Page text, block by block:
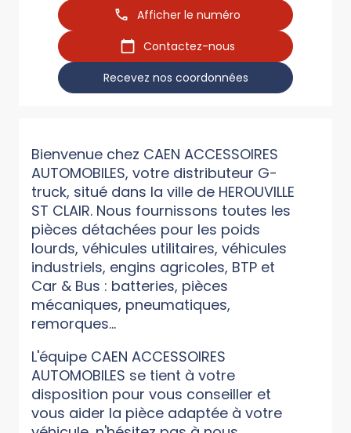
Afficher le numéro
Contactez-nous
Recevez nos coordonnées
Bienvenue chez CAEN ACCESSOIRES
AUTOMOBILES, votre distributeur G-
truck, situé dans la ville de HEROUVILLE
ST CLAIR. Nous fournissons toutes les
pièces détachées pour les poids
lourds, véhicules utilitaires, véhicules
industriels, engins agricoles, BTP et
Car & Bus : batteries, pièces
mécaniques, pneumatiques,
remorques...
L'équipe CAEN ACCESSOIRES
AUTOMOBILES se tient à votre
disposition pour vous conseiller et
vous aider la pièce adaptée à votre